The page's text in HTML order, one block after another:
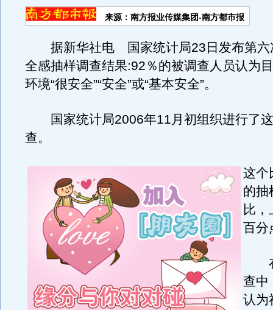
来源：南方报业传媒集团-南方都市报
据新华社电 国家统计局23日发布第六
全感抽样调查结果:92％的被调查人员认为
环境“很安全”“安全”或“基本安全”。
国家统计局2006年11月初组织进行了
查。
这个
的抽
比
百分
在
查中
认为